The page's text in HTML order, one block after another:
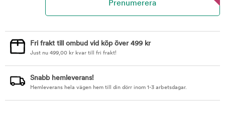
Fri frakt till ombud vid köp över 499 kr
Just nu 499,00 kr kvar till fri frakt!
Snabb hemleverans!
Hemleverans hela vägen hem till din dörr inom 1-3 arbetsdagar.